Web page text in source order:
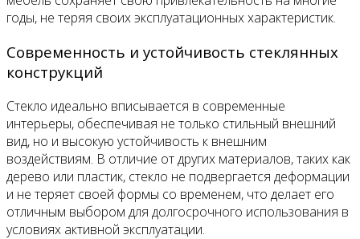
годы, не теряя своих эксплуатационных характеристик.
Современность и устойчивость стеклянных
конструкций
Стекло идеально вписывается в современные
интерьеры, обеспечивая не только стильный внешний
вид, но и высокую устойчивость к внешним
воздействиям. В отличие от других материалов, таких как
дерево или пластик, стекло не подвергается деформации
и не теряет своей формы со временем, что делает его
отличным выбором для долгосрочного использования в
условиях активной эксплуатации.